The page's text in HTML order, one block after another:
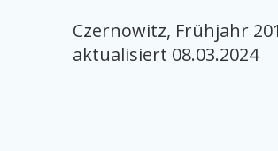
Czernowitz, Frühjahr
aktualisiert 08.03.2024